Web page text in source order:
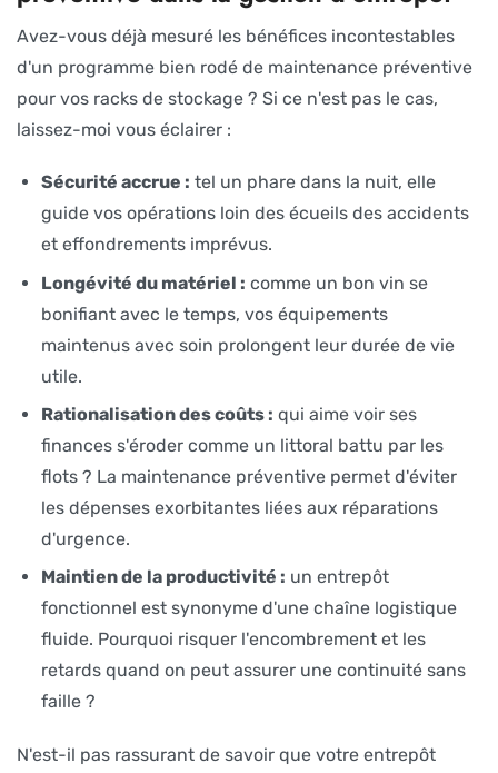
Avez-vous déjà mesuré les bénéfices incontestables
d'un programme bien rodé de maintenance préventive
pour vos racks de stockage ? Si ce n'est pas le cas,
laissez-moi vous éclairer :
Sécurité accrue : tel un phare dans la nuit, elle
guide vos opérations loin des écueils des accidents
et effondrements imprévus.
Longévité du matériel : comme un bon vin se
bonifiant avec le temps, vos équipements
maintenus avec soin prolongent leur durée de vie
utile.
Rationalisation des coûts : qui aime voir ses
finances s'éroder comme un littoral battu par les
flots ? La maintenance préventive permet d'éviter
les dépenses exorbitantes liées aux réparations
d'urgence.
Maintien de la productivité : un entrepôt
fonctionnel est synonyme d'une chaîne logistique
fluide. Pourquoi risquer l'encombrement et les
retards quand on peut assurer une continuité sans
faille ?
N'est-il pas rassurant de savoir que votre entrepôt